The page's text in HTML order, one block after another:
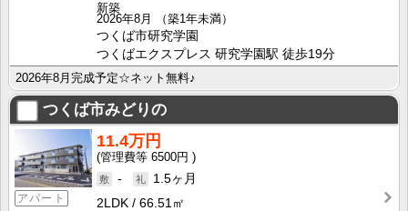
新築
2026年8月
（築1年未満）
つくば市研究学園
つくばエクスプレス 研究学園駅 徒歩19分
2026年8月完成予定☆ネット無料♪
つくば市みどりの
アパート
11.4万円
6500円
-
1.5ヶ月
2LDK
66.51㎡